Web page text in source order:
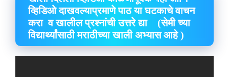
व्हिडिओ दाखवल्याप्रमाणे पाठ या घटकाचे वाचन
करा व खालील प्रश्नांची उत्तरे द्या (सेमी च्या
विद्यार्थ्यांसाठी मराठीच्या खाली अभ्यास आहे )